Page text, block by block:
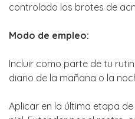
controlado los brotes de
Modo de empleo:
Incluir como parte de tu
diario de la mañana o la
Aplicar en la última etapa